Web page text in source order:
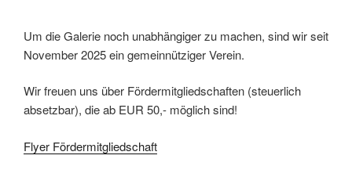
Um die Galerie noch unabhängiger zu machen, sind wir seit
November 2025 ein gemeinnütziger Verein.
Wir freuen uns über Fördermitgliedschaften (steuerlich
absetzbar), die ab EUR 50,- möglich sind!
Flyer Fördermitgliedschaft